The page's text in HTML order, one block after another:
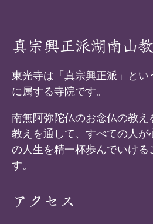
真宗興正派湖南山
東光寺は「真宗興正派」とい
に属する寺院です。
南無阿弥陀仏のお念仏の教
教えを通して、すべての人が
の人生を精一杯歩んでいける
す。
アクセス